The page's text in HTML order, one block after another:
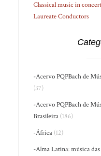
Classical music in concert
Laureate Conductors
-Acervo PQPBach de
(37)
-Acervo PQPBach de
Brasileira (186)
-África (12)
-Alma Latina: música